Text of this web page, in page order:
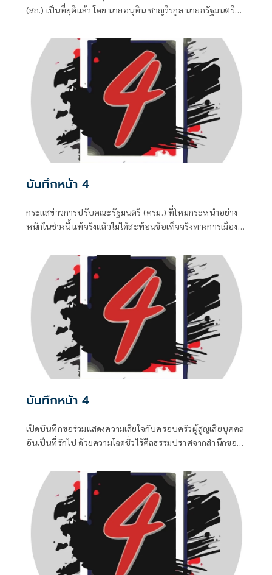
(สถ.) เป็นที่ยุติแล้ว โดย นายอนุทิน ชาญวีรกูล นายกรัฐมนตรี
อย่างที่ควรทำหมดแล้ว จบแล้ว
บันทึกหน้า 4
กระแสข่าวการปรับคณะรัฐมนตรี (ครม.) ที่โหมกระหน่ำอย่าง
หนักในช่วงนี้ แท้จริงแล้วไม่ได้สะท้อนข้อเท็จจริงทางการเมือง
จากสองทางหลัก คือกลุ่มคนนอกที่ไม่ชอบรัฐบาล พยายามดิส
เครดิตเพื่อสร้างความสั่นคลอน และ สส.บางกลุ่มในพรรค
สีน้ำเงินที่กระหายเก้าอี้กระทรวง
บันทึกหน้า 4
เปิดบันทึกขอร่วมแสดงความเสียใจกับครอบครัวผู้สูญเสียบุคคล
อันเป็นที่รักไป ด้วยความโฉดชั่วไร้ศีลธรรมปราศจากสำนึกของ